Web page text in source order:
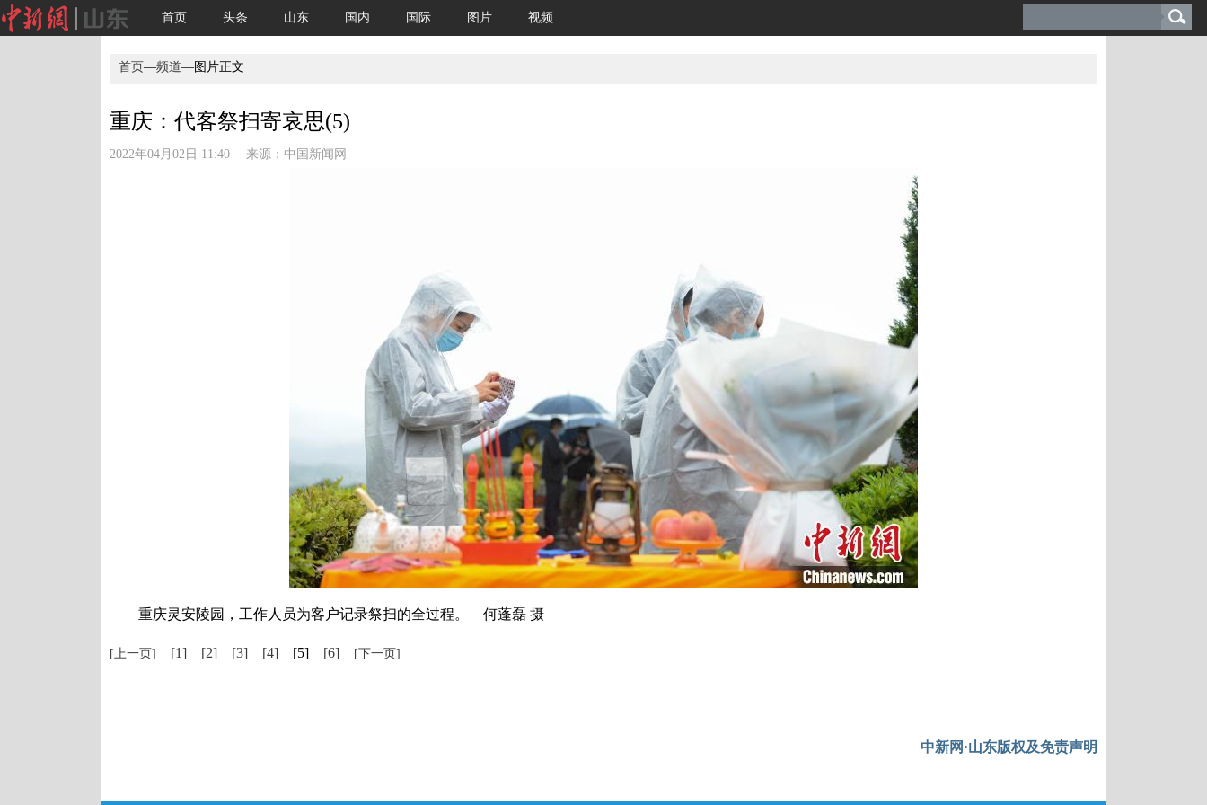
首页 头条 山东 国内 国际 图片 视频
首页—频道—图片正文
重庆：代客祭扫寄哀思(5)
2022年04月02日 11:40 来源： 中国新闻网
重庆灵安陵园，工作人员为客户记录祭扫的全过程。 何蓬磊 摄
[上一页] [1] [2] [3] [4] [5] [6] [下一页]
中新网·山东版权及免责声明